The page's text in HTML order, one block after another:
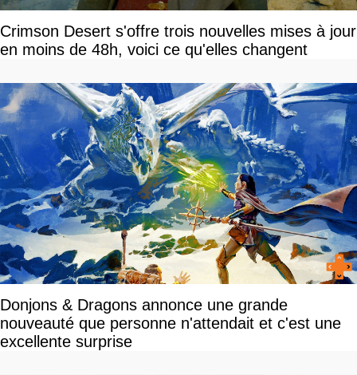
Crimson Desert s'offre trois nouvelles mises à jour
en moins de 48h, voici ce qu'elles changent
Donjons & Dragons annonce une grande
nouveauté que personne n'attendait et c'est une
excellente surprise